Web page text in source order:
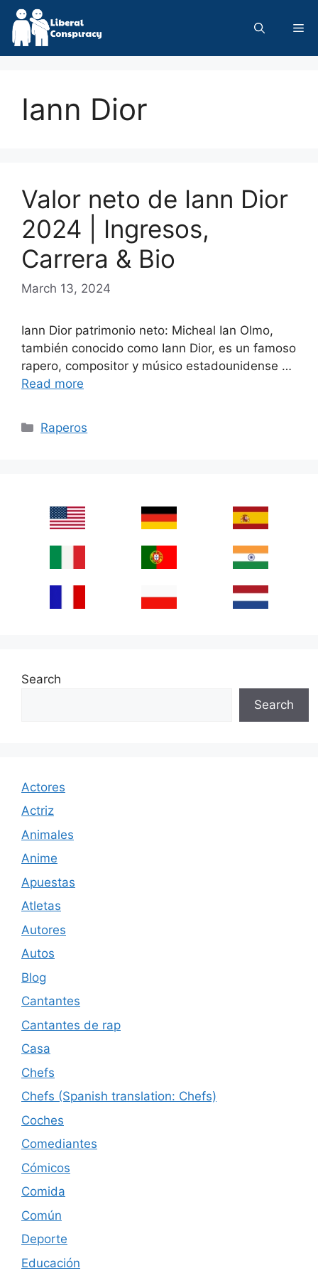
Skip
content
Iann Dior
Valor neto de Iann Dior
2024 | Ingresos,
Carrera & Bio
March 13, 2024
Iann Dior patrimonio neto: Micheal Ian Olmo,
también conocido como Iann Dior, es un famoso
rapero, compositor y músico estadounidense …
Read more
Categories
Raperos
Search
Search
Actores
Actriz
Animales
Anime
Apuestas
Atletas
Autores
Autos
Blog
Cantantes
Cantantes de rap
Casa
Chefs
Chefs (Spanish translation: Chefs)
Coches
Comediantes
Cómicos
Comida
Común
Deporte
Educación